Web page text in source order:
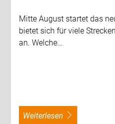
Mitte August startet das
bietet sich für viele
an. Welche…
weiterlesen